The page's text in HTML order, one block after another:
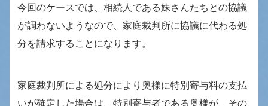
今回のケースでは、相続人である妹さんたちとの協議
が調わないようなので、家庭裁判所に協議に代わる処
分を請求することになります。
家庭裁判所による処分により奥様に特別寄与料の支払
いが確定した場合は、特別寄与者である奥様が、その